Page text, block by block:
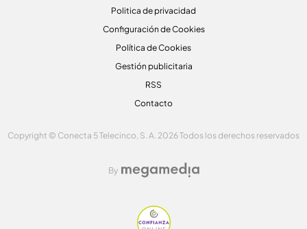
Politica de privacidad
Configuración de Cookies
Política de Cookies
Gestión publicitaria
RSS
Contacto
Copyright © Conecta 5 Telecinco, S. A. 2026 Todos los derechos reservados
By